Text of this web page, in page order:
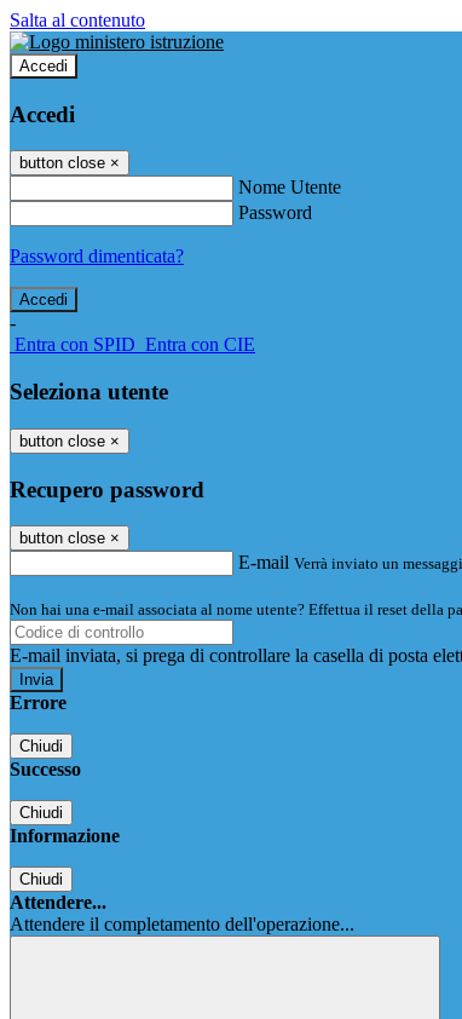
Salta al contenuto
Accedi
Accedi
button close ×
Nome Utente
Password
Password dimenticata?
-
Entra con SPID Entra con CIE
Seleziona utente
button close ×
Recupero password
button close ×
E-mail Verrà inviato un
Non hai una e-mail associata al nome utente? Effettua il reset della
E-mail inviata, si prega di controllare la casella di posta
Errore
Chiudi
Successo
Chiudi
Informazione
Chiudi
Attendere...
Attendere il completamento dell'operazione...